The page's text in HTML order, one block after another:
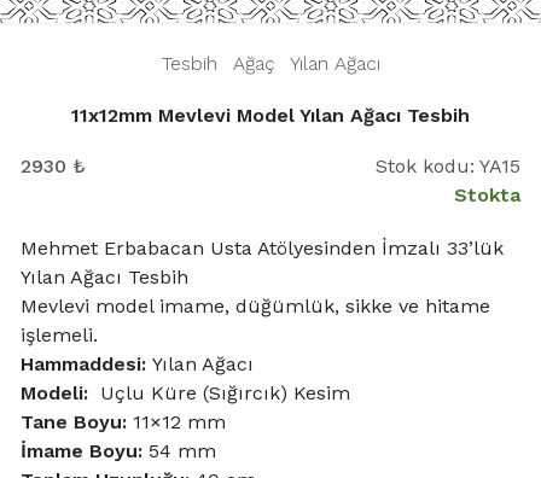
Tesbih Ağaç Yılan Ağacı
11x12mm Mevlevi Model Yılan Ağacı Tesbih
2930 ₺ Stok kodu: YA15
Stokta
Mehmet Erbabacan Usta Atölyesinden İmzalı 33’lük
Yılan Ağacı Tesbih
Mevlevi model imame, düğümlük, sikke ve hitame
işlemeli.
Hammaddesi: Yılan Ağacı
Modeli: Uçlu Küre (Sığırcık) Kesim
Tane Boyu: 11×12 mm
İmame Boyu: 54 mm